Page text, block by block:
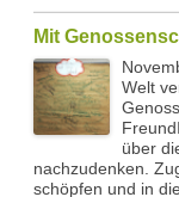
Mit
Welt
über
nachzudenken.
schöpfen und in